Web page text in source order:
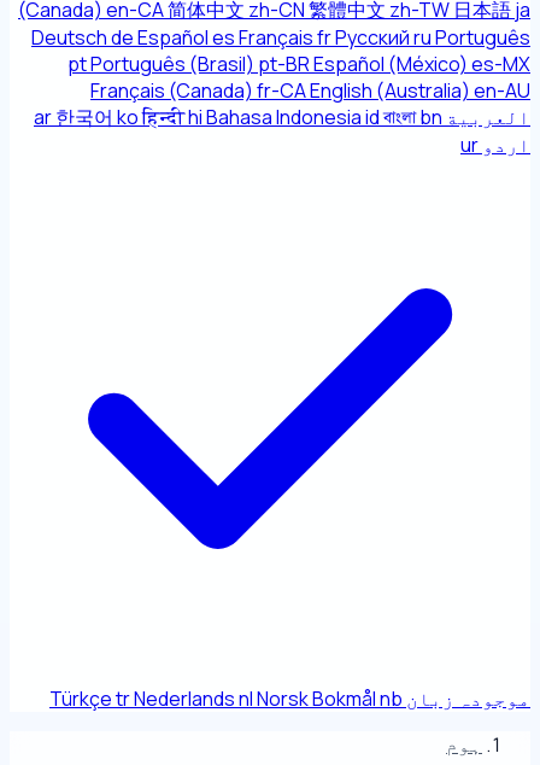
(Canada) en-CA简体中文 zh-CN繁體中文 zh-TW 日本語ja
DeutschdeEspañolesFrançaisfrРусскийruPortuguês
ptPortuguês (Brasil) pt-BREspañol (México) es-MX
Français (Canada) fr-CAEnglish (Australia) en-AU
العربية
ar한국어 koहिन्दीhiBahasa Indonesiaidবাংলাbn
اردو ur
موجودہ زبان TürkçetrNederlandsnlNorsk Bokmålnb
ہوم